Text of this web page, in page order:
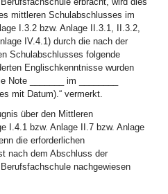
mittleren Schulabschlusses im
I.3.2 bzw. Anlage II.3.1, II.3.2,
IV.4.1) durch die nach der
Schulabschlusses folgende
Englischkenntnisse wurden
Note _______ im ________
mit Datum).“ vermerkt.
über den Mittleren
I.4.1 bzw. Anlage II.7 bzw. Anlage
die erforderlichen
nach dem Abschluss der
nachgewiesen